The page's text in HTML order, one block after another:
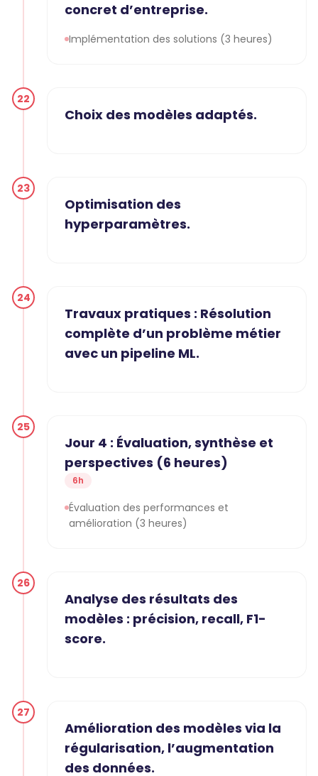
concret d’entreprise.
Implémentation des solutions (3 heures)
22
Choix des modèles adaptés.
23
Optimisation des
hyperparamètres.
24
Travaux pratiques : Résolution
complète d’un problème métier
avec un pipeline ML.
25
Jour 4 : Évaluation, synthèse et
perspectives (6 heures)
6h
Évaluation des performances et
amélioration (3 heures)
26
Analyse des résultats des
modèles : précision, recall, F1-
score.
27
Amélioration des modèles via la
régularisation, l’augmentation
des données.